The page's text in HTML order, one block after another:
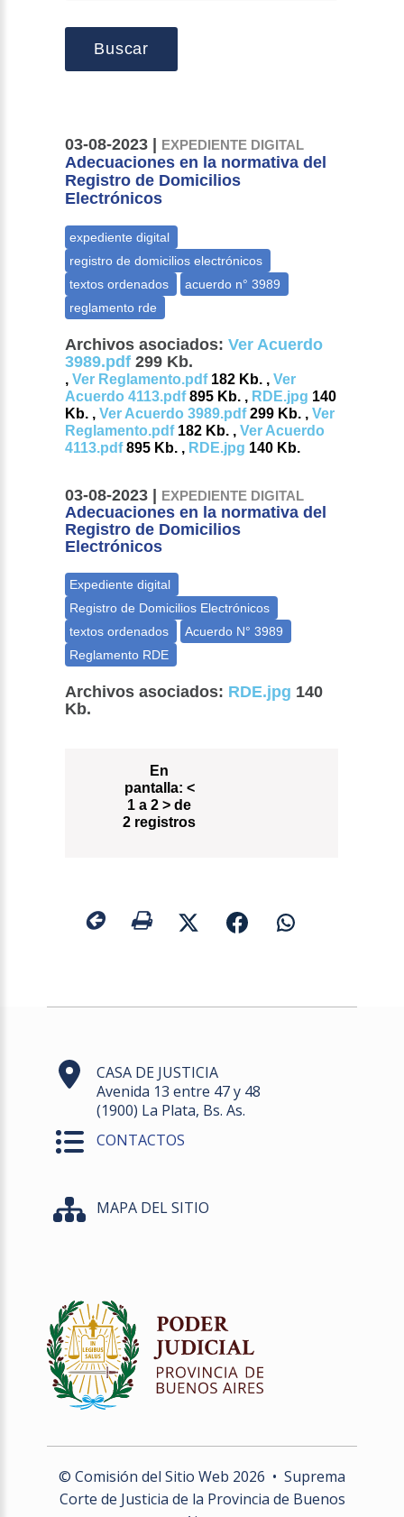
Buscar
03-08-2023 | EXPEDIENTE DIGITAL
Adecuaciones en la normativa del
Registro de Domicilios
Electrónicos
Archivos asociados: Ver Acuerdo
3989.pdf 299 Kb.
,Ver Reglamento.pdf182 Kb. ,Ver
Acuerdo 4113.pdf895 Kb. , RDE.jpg 140
Kb. ,Ver Acuerdo 3989.pdf299 Kb. ,Ver
Reglamento.pdf182 Kb. ,Ver Acuerdo
4113.pdf895 Kb. , RDE.jpg 140 Kb.
03-08-2023 | EXPEDIENTE DIGITAL
Adecuaciones en la normativa del
Registro de Domicilios
Electrónicos
Archivos asociados: RDE.jpg 140
Kb.
En
pantalla: <
1 a 2 > de
2 registros
CASA DE JUSTICIA
Avenida 13 entre 47 y 48
(1900) La Plata, Bs. As.
CONTACTOS
MAPA DEL SITIO
© Comisión del Sitio Web 2026 • Suprema
Corte de Justicia de la Provincia de Buenos